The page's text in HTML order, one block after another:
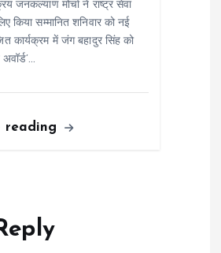
जनकल्याण मोर्चा ने राष्ट्र सेवा
किया सम्मानित शनिवार को नई
कार्यक्रम में जंग बहादुर सिंह को
reading